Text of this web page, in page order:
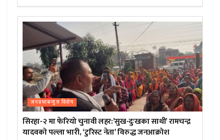
जनप्रभाबन्युज विशेष
सिरहा-२ मा फेरियो चुनावी लहर:’सुख-दुःखका साथी’ रामचन्द्र
यादवको पल्ला भारी, ‘टुरिस्ट नेता’ विरुद्ध जनआक्रोश